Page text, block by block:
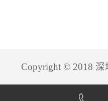
Copyright © 2018 深